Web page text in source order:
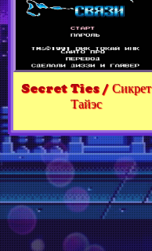
Secret Ties / Сикрет
Тайэс